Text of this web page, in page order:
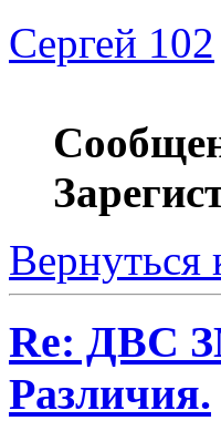
Сергей 102
Вернуться
Re: ДВС
Различия.